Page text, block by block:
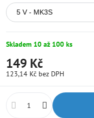
Skladem 10 až 100 ks
149 Kč
123,14 Kč bez DPH